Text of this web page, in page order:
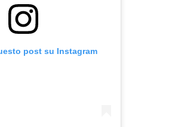
post su Instagram